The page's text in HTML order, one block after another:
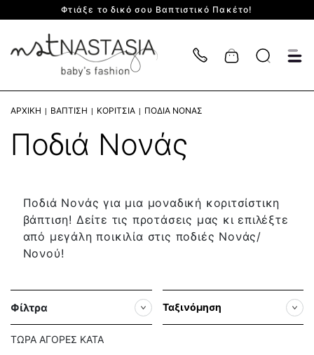
Φτιάξε το δικό σου Βαπτιστικό Πακέτο!
Cart
ΑΡΧΙΚΉ ΒΆΠΤΙΣΗ ΚΟΡΊΤΣΙΑ ΠΟΔΙΆ ΝΟΝΆΣ
Ποδιά Νονάς
Ποδιά Νονάς για μια μοναδική κοριτσίστικη
βάπτιση! Δείτε τις προτάσεις μας κι επιλέξτε
από μεγάλη ποικιλία στις ποδιές Νονάς/
Νονού!
Ταξινόμηση
Φίλτρα
ΤΏΡΑ ΑΓΟΡΈΣ ΚΑΤΆ